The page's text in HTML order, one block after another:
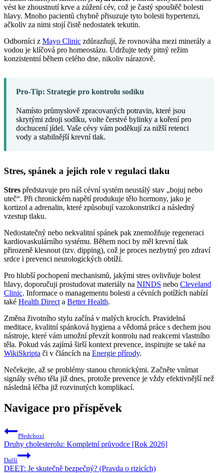
vést ke zhoustnutí krve a zúžení cév, což je častý spouštěč bolesti
hlavy. Mnoho pacientů chybně přisuzuje tyto bolesti hypertenzi,
ačkoliv za nimi stojí čistě nedostatek tekutin.
Odborníci z Mayo Clinic zdůrazňují, že rovnováha mezi minerály a
vodou je klíčová pro homeostázu. Udržujte tedy pitný režim
konzistentní během celého dne, nikoliv nárazově.
Pro-Tip: Strategie pro kontrolu sodíku
Namísto průmyslově zpracovaných potravin, které jsou
skrytými zdroji sodíku, volte čerstvé bylinky a koření pro
dochucení jídel. Vaše cévy vám poděkují za nižší retenci
vody a stabilnější krevní tlak.
Stres, spánek a jejich role v regulaci tlaku
Stres představuje pro náš cévní systém neustálý stav „bojuj nebo
uteč“. Při chronickém napětí produkuje tělo hormony, jako je
kortizol a adrenalin, které způsobují vazokonstrikci a následný
vzestup tlaku.
Nedostatečný nebo nekvalitní spánek pak znemožňuje regeneraci
kardiovaskulárního systému. Během noci by měl krevní tlak
přirozeně klesnout (tzv. dipping), což je proces nezbytný pro zdraví
srdce i prevenci neurologických obtíží.
Pro hlubší pochopení mechanismů, jakými stres ovlivňuje bolest
hlavy, doporučuji prostudovat materiály na NINDS nebo Cleveland
Clinic. Informace o managementu bolesti a cévních potížích nabízí
také Health Direct a Better Health.
Změna životního stylu začíná v malých krocích. Pravidelná
meditace, kvalitní spánková hygiena a vědomá práce s dechem jsou
nástroje, které vám umožní převzít kontrolu nad reakcemi vlastního
těla. Pokud vás zajímá širší kontext prevence, inspirujte se také na
WikiSkripta či v článcích na Energie přírody.
Nečekejte, až se problémy stanou chronickými. Začněte vnímat
signály svého těla již dnes, protože prevence je vždy efektivnější než
následná léčba již rozvinutých komplikací.
Navigace pro příspěvek
Předchozí
Druhy cholesterolu: Kompletní průvodce [Rok 2026]
Další
DEET: Je skutečně bezpečný? (Pravda o rizicích)